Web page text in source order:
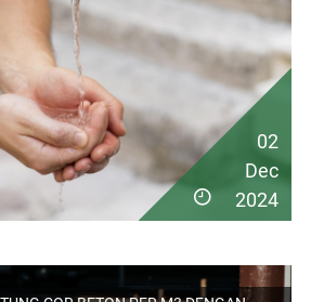
02
Dec
2024